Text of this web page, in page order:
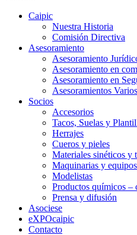
Caipic
Nuestra Historia
Comisión Directiva
Asesoramiento
Asesoramiento
Asesoramiento en
Asesoramiento en
Asesoramientos Varios
Socios
Accesorios
Tacos, Suelas y
Herrajes
Cueros y pieles
Materiales sinéticos y
Maquinarias y
Modelistas
Productos químicos –
Prensa y difusión
Asociese
eXPOcaipic
Contacto